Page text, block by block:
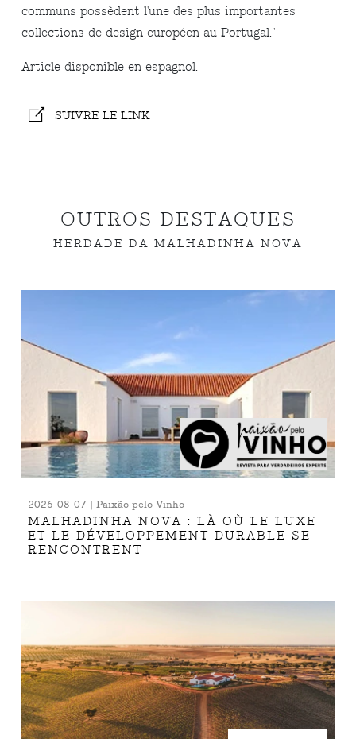
communs possèdent l'une des plus importantes
collections de design européen au Portugal."
Article disponible en espagnol.
SUIVRE LE LINK
OUTROS DESTAQUES
HERDADE DA MALHADINHA NOVA
2026-08-07 | Paixão pelo Vinho
MALHADINHA NOVA : LÀ OÙ LE LUXE
ET LE DÉVELOPPEMENT DURABLE SE
RENCONTRENT